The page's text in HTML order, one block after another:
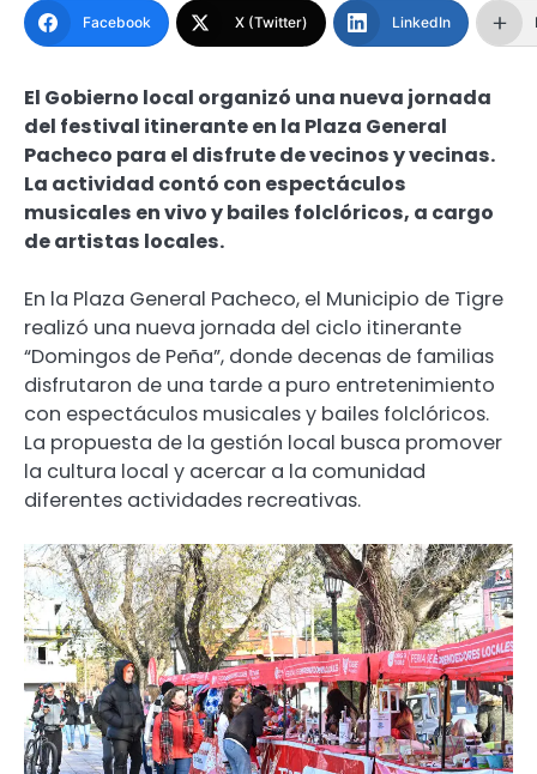
Facebook X (Twitter) LinkedIn
El Gobierno local organizó una nueva jornada
del festival itinerante en la Plaza General
Pacheco para el disfrute de vecinos y vecinas.
La actividad contó con espectáculos
musicales en vivo y bailes folclóricos, a cargo
de artistas locales.
En la Plaza General Pacheco, el Municipio de Tigre
realizó una nueva jornada del ciclo itinerante
“Domingos de Peña”, donde decenas de familias
disfrutaron de una tarde a puro entretenimiento
con espectáculos musicales y bailes folclóricos.
La propuesta de la gestión local busca promover
la cultura local y acercar a la comunidad
diferentes actividades recreativas.